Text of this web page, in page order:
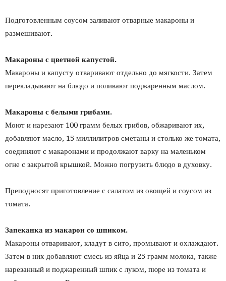
Подготовленным соусом заливают отварные макароны и
размешивают.
Макароны с цветной капустой.
Макароны и капусту отваривают отдельно до мягкости. Затем
перекладывают на блюдо и поливают поджаренным маслом.
Макароны с белыми грибами.
Моют и нарезают 100 грамм белых грибов, обжаривают их,
добавляют масло, 15 миллилитров сметаны и столько же томата,
соединяют с макаронами и продолжают варку на маленьком
огне с закрытой крышкой. Можно погрузить блюдо в духовку.
Преподносят приготовление с салатом из овощей и соусом из
томата.
Запеканка из макарон со шпиком.
Макароны отваривают, кладут в сито, промывают и охлаждают.
Затем в них добавляют смесь из яйца и 25 грамм молока, также
нарезанный и поджаренный шпик с луком, пюре из томата и